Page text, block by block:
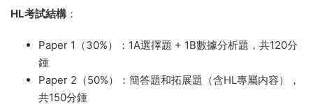
HL考試結構 ：
Paper 1（30%）：1A選擇題 + 1B數據分析題，共120分
鍾
Paper 2（50%）：簡答題和拓展題（含HL專屬内容），
共150分鍾